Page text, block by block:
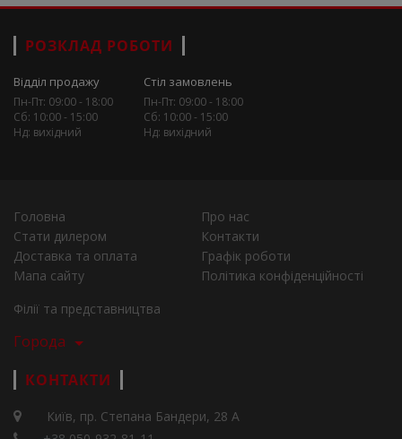
РОЗКЛАД РОБОТИ
Відділ продажу
Пн-Пт: 09:00 - 18:00
Сб: 10:00 - 15:00
Нд: вихідний
Стіл замовлень
Пн-Пт: 09:00 - 18:00
Сб: 10:00 - 15:00
Нд: вихідний
Головна
Про нас
Стати дилером
Контакти
Доставка та оплата
Графік роботи
Мапа сайту
Політика конфіденційності
Філії та представництва
Города
КОНТАКТИ
Київ, пр. Степана Бандери, 28 А